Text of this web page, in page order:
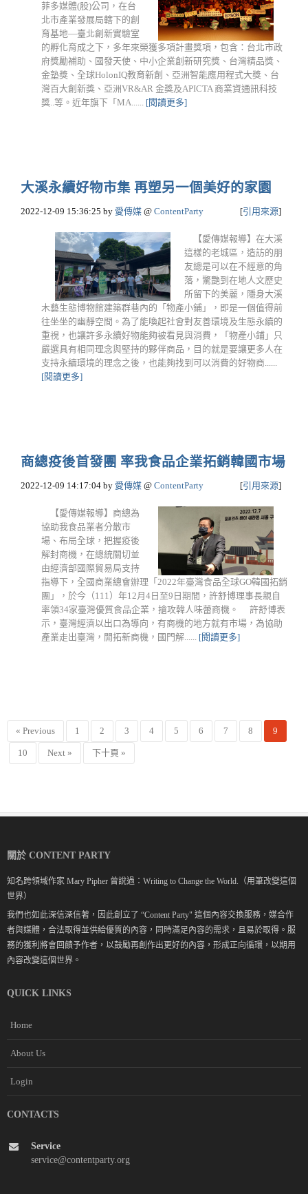
菲多媒體(股)公司，在台
北市產業發展局轄下的創
育基地—臺北創新實驗室
的孵化育成之下，多年來榮獲多項計畫獎項，包含：台北市政
府獎勵補助、國發天使、中小企業創新研究獎、台灣精品獎、
金塾獎、全球HolonIQ教育新創、亞洲智能應用程式大獎、台
灣百大創新獎、亞洲VR&AR 金獎及APICTA 商業資通訊科技
獎..等。近年旗下「MA...... [閱讀更多]
大溪永續好物市集 再塑另一個美好的家園
2022-12-09 15:36:25 by 愛傳媒 @ ContentParty [引用來源]
【愛傳媒報導】在大溪
這樣的老城區，造訪的朋
友總是可以在不經意的角
落，驚艷到在地人文歷史
所留下的美麗，隱身大溪
木藝生態博物館建築群巷內的「物產小鋪」，即是一個值得前
往坐坐的幽靜空間。為了能喚起社會對友善環境及生態永續的
重視，也讓許多永續好物能夠被看見與消費，「物產小鋪」只
嚴選具有相同理念與堅持的夥伴商品，目的就是要讓更多人在
支持永續環境的理念之後，也能夠找到可以消費的好物商......
[閱讀更多]
商總疫後首發團 率我食品企業拓銷韓國市場
2022-12-09 14:17:04 by 愛傳媒 @ ContentParty [引用來源]
【愛傳媒報導】商總為
協助我食品業者分散市
場、布局全球，把握疫後
解封商機，在總統關切並
由經濟部國際貿易局支持
指導下，全國商業總會辦理「2022年臺灣食品全球GO韓國拓銷
團」，於今（111）年12月4日至9日期間，許舒博理事長親自
率領34家臺灣優質食品企業，搶攻韓人味蕾商機。 許舒博表
示，臺灣經濟以出口為導向，有商機的地方就有市場，為協助
產業走出臺灣，開拓新商機，國門解...... [閱讀更多]
« Previous 1 2 3 4 5 6 7 8 9
10 Next » 下十頁 »
關於 CONTENT PARTY
知名跨領域作家 Mary Pipher 曾說過：Writing to Change the World.（用筆改變這個
世界）
我們也如此深信深信著，因此創立了 “Content Party" 這個內容交換服務，媒合作
者與媒體，合法取得並供給優質的內容，同時滿足內容的需求，且易於取得。服
務的獲利將會回饋予作者，以鼓勵再創作出更好的內容，形成正向循環，以期用
內容改變這個世界。
QUICK LINKS
Home
About Us
Login
CONTACTS
Service
service@contentparty.org